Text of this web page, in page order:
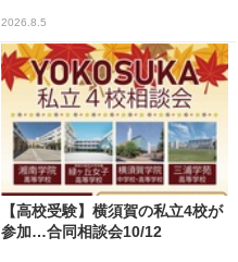
2026.8.5
【高校受験】横須賀の私立4校が
参加…合同相談会10/12